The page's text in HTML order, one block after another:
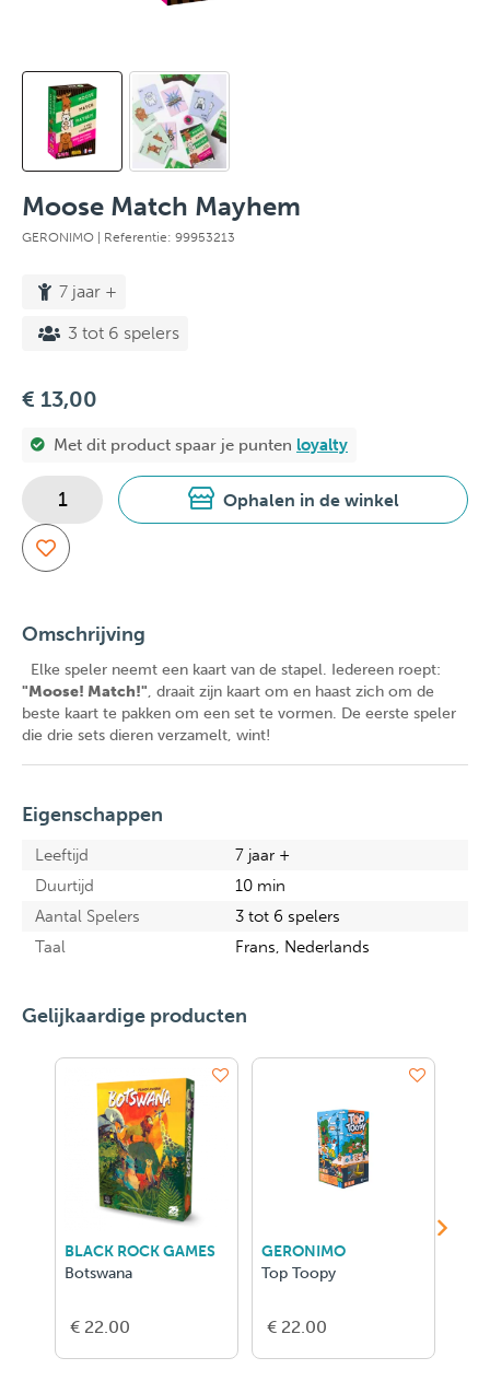
Moose Match Mayhem
GERONIMO | Referentie: 99953213
7 jaar +
3 tot 6 spelers
€ 13,00
Met dit product spaar je punten loyalty
Ophalen in de winkel
Omschrijving
Elke speler neemt een kaart van de stapel. Iedereen roept:
"Moose! Match!", draait zijn kaart om en haast zich om de
beste kaart te pakken om een set te vormen. De eerste speler
die drie sets dieren verzamelt, wint!
Eigenschappen
Leeftijd
7 jaar +
Duurtijd
10 min
Aantal Spelers
3 tot 6 spelers
Taal
Frans, Nederlands
Gelijkaardige producten
BLACK ROCK GAMES
Botswana
€ 22.00
GERONIMO
Top Toopy
€ 22.00